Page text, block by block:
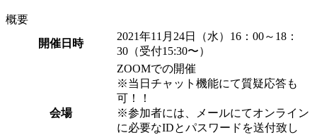
概要
開催日時
2021年11月24日（水）16：00～18：
30（受付15:30〜）
会場
ZOOMでの開催
※当日チャット機能にて質疑応答も
可！！
※参加者には、メールにてオンライン
に必要なIDとパスワードを送付致し